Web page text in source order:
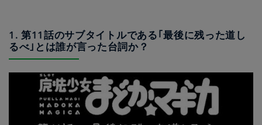
1. 第11話のサブタイトルである｢最後に残った道し
るべ｣とは誰が言った台詞か？